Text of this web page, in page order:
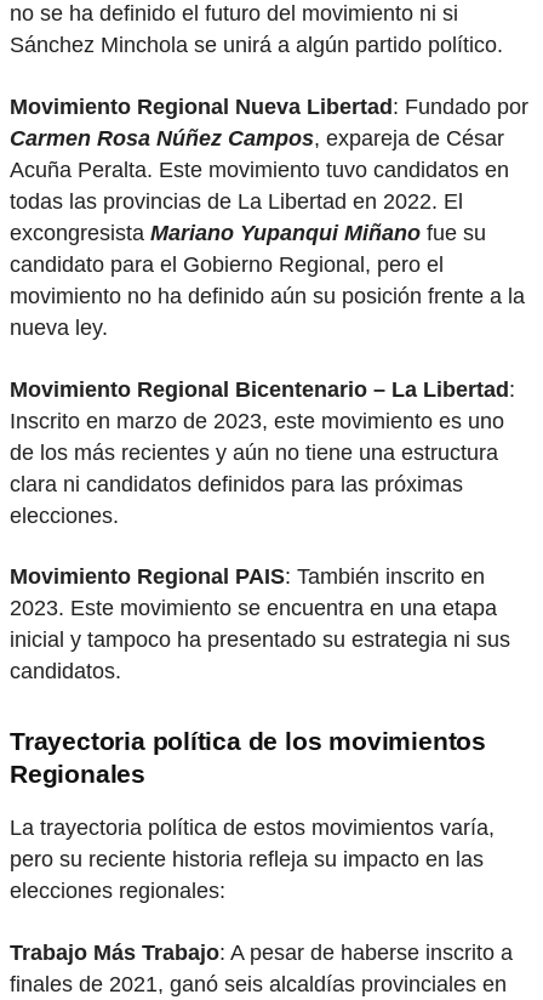
no se ha definido el futuro del movimiento ni si
Sánchez Minchola se unirá a algún partido político.
Movimiento Regional Nueva Libertad: Fundado por
Carmen Rosa Núñez Campos, expareja de César
Acuña Peralta. Este movimiento tuvo candidatos en
todas las provincias de La Libertad en 2022. El
excongresista Mariano Yupanqui Miñano fue su
candidato para el Gobierno Regional, pero el
movimiento no ha definido aún su posición frente a la
nueva ley.
Movimiento Regional Bicentenario – La Libertad:
Inscrito en marzo de 2023, este movimiento es uno
de los más recientes y aún no tiene una estructura
clara ni candidatos definidos para las próximas
elecciones.
Movimiento Regional PAIS: También inscrito en
2023. Este movimiento se encuentra en una etapa
inicial y tampoco ha presentado su estrategia ni sus
candidatos.
Trayectoria política de los movimientos
Regionales
La trayectoria política de estos movimientos varía,
pero su reciente historia refleja su impacto en las
elecciones regionales:
Trabajo Más Trabajo: A pesar de haberse inscrito a
finales de 2021, ganó seis alcaldías provinciales en